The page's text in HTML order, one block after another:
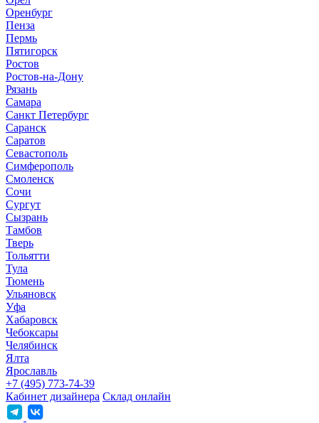
Оренбург
Пенза
Пермь
Пятигорск
Ростов
Ростов-на-Дону
Рязань
Самара
Санкт Петербург
Саранск
Саратов
Севастополь
Симферополь
Смоленск
Сочи
Сургут
Сызрань
Тамбов
Тверь
Тольятти
Тула
Тюмень
Ульяновск
Уфа
Хабаровск
Чебоксары
Челябинск
Ялта
Ярославль
+7 (495) 773-74-39
Кабинет дизайнера Склад онлайн